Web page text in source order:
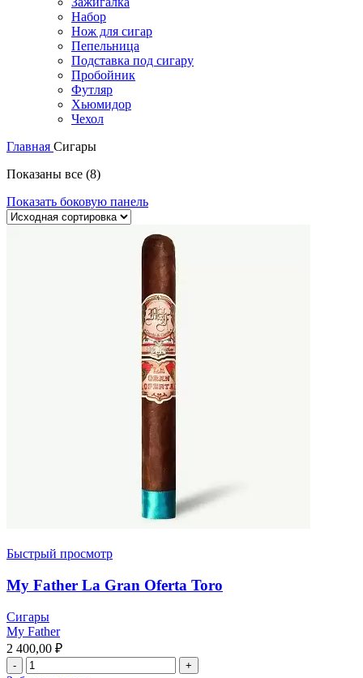
Набор
Нож для сигар
Пепельница
Подставка под сигару
Пробойник
Футляр
Хьюмидор
Чехол
Главная Сигары
Показаны все (8)
Показать боковую панель
Быстрый просмотр
My Father La Gran Oferta Toro
Сигары
My Father
2 400,00 ₽